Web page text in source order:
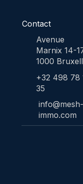
Contact
Avenue
Marnix 14-
1000
+32 498 78
35
info@mesh-
immo.com